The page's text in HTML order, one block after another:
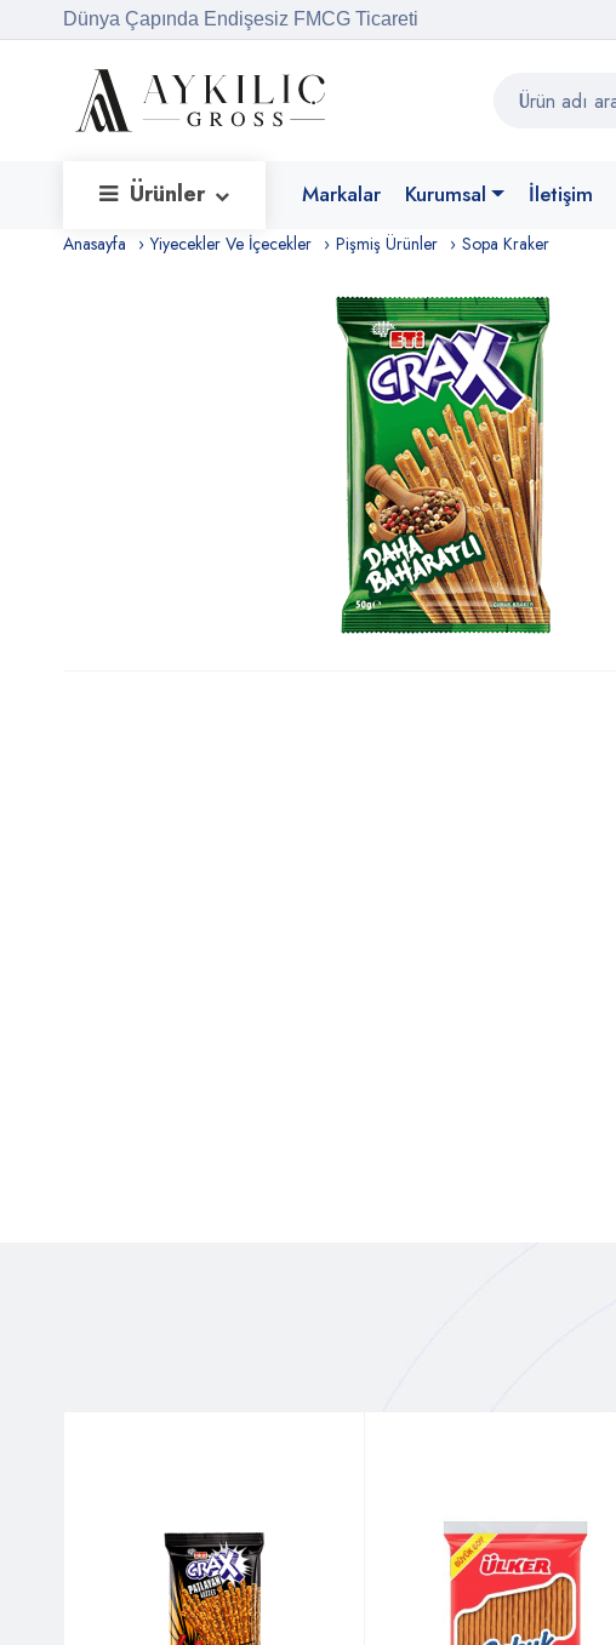
Dünya Çapında Endişesiz FMCG Ticareti
Ürünler Markalar Kurumsal İletişim
Anasayfa Yiyecekler Ve İçecekler Pişmiş Ürünler Sopa Kraker